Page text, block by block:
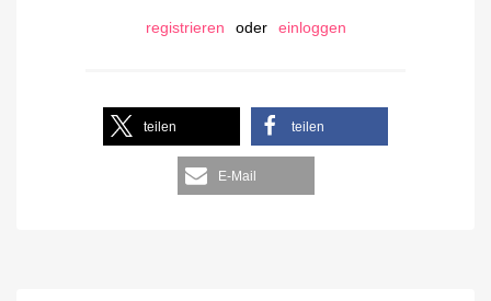
registrieren oder einloggen
teilen teilen
E-Mail